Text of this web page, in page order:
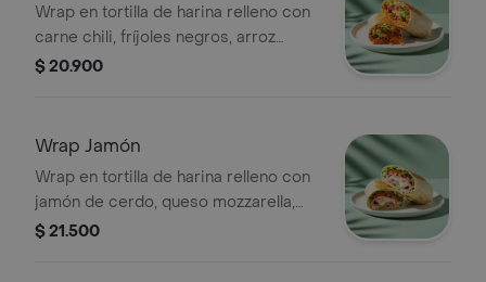
Wrap en tortilla de harina relleno con
carne chili, fríjoles negros, arroz
achiotado, queso mozzarella, pico de
$ 20.900
Wrap Jamón
Wrap en tortilla de harina relleno con
jamón de cerdo, queso mozzarella,
lechuga, tomate y alioli.
$ 21.500